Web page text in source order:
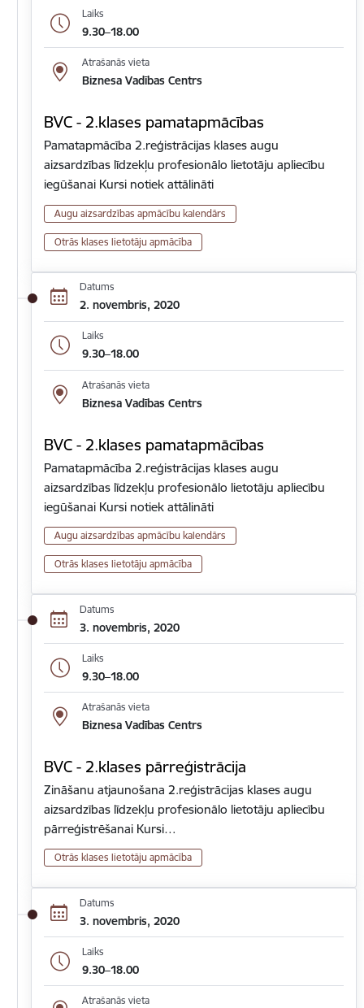
Laiks
9.30–18.00
Atrašanās vieta
Biznesa Vadības Centrs
BVC - 2.klases pamatapmācības
Pamatapmācība 2.reģistrācijas klases augu
aizsardzības līdzekļu profesionālo lietotāju apliecību
iegūšanai Kursi notiek attālināti
Augu aizsardzības apmācību kalendārs
Otrās klases lietotāju apmācība
Datums
2. novembris, 2020
Laiks
9.30–18.00
Atrašanās vieta
Biznesa Vadības Centrs
BVC - 2.klases pamatapmācības
Pamatapmācība 2.reģistrācijas klases augu
aizsardzības līdzekļu profesionālo lietotāju apliecību
iegūšanai Kursi notiek attālināti
Augu aizsardzības apmācību kalendārs
Otrās klases lietotāju apmācība
Datums
3. novembris, 2020
Laiks
9.30–18.00
Atrašanās vieta
Biznesa Vadības Centrs
BVC - 2.klases pārreģistrācija
Zināšanu atjaunošana 2.reģistrācijas klases augu
aizsardzības līdzekļu profesionālo lietotāju apliecību
pārreģistrēšanai Kursi…
Otrās klases lietotāju apmācība
Datums
3. novembris, 2020
Laiks
9.30–18.00
Atrašanās vieta